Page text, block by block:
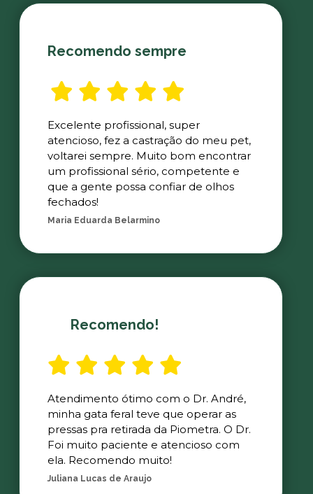
Recomendo sempre
Excelente profissional, super
atencioso, fez a castração do meu pet,
voltarei sempre. Muito bom encontrar
um profissional sério, competente e
que a gente possa confiar de olhos
fechados!
Maria Eduarda Belarmino
Recomendo!
Atendimento ótimo com o Dr. André,
minha gata feral teve que operar as
pressas pra retirada da Piometra. O Dr.
Foi muito paciente e atencioso com
ela. Recomendo muito!
Juliana Lucas de Araujo